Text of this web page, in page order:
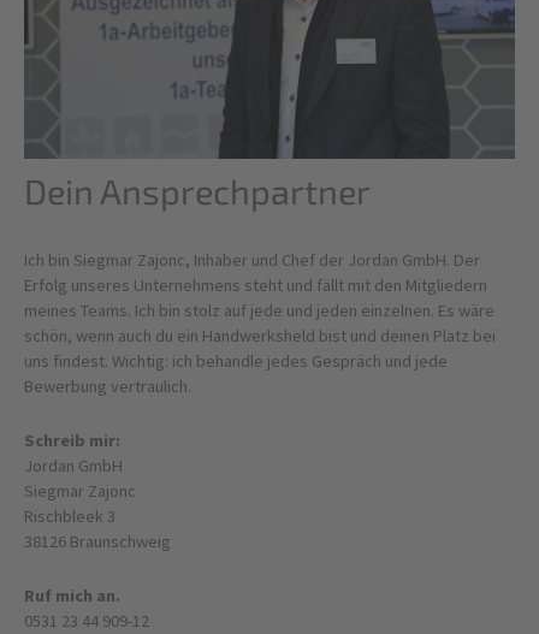
Dein Ansprechpartner
Ich bin Siegmar Zajonc, Inhaber und Chef der Jordan GmbH. Der
Erfolg unseres Unternehmens steht und fällt mit den Mitgliedern
meines Teams. Ich bin stolz auf jede und jeden einzelnen. Es wäre
schön, wenn auch du ein Handwerksheld bist und deinen Platz bei
uns findest. Wichtig: ich behandle jedes Gespräch und jede
Bewerbung vertraulich.
Schreib mir:
Jordan GmbH
Siegmar Zajonc
Rischbleek 3
38126 Braunschweig
Ruf mich an.
0531 23 44 909-12